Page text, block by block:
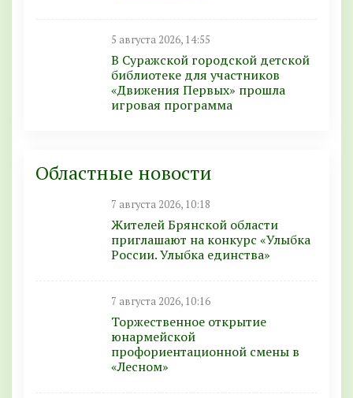
5 августа 2026, 14:55
В Суражской городской детской
библиотеке для участников
«Движения Первых» прошла
игровая программа
Областные новости
7 августа 2026, 10:18
Жителей Брянской области
приглашают на конкурс «Улыбка
России. Улыбка единства»
7 августа 2026, 10:16
Торжественное открытие
юнармейской
профориентационной смены в
«Лесном»